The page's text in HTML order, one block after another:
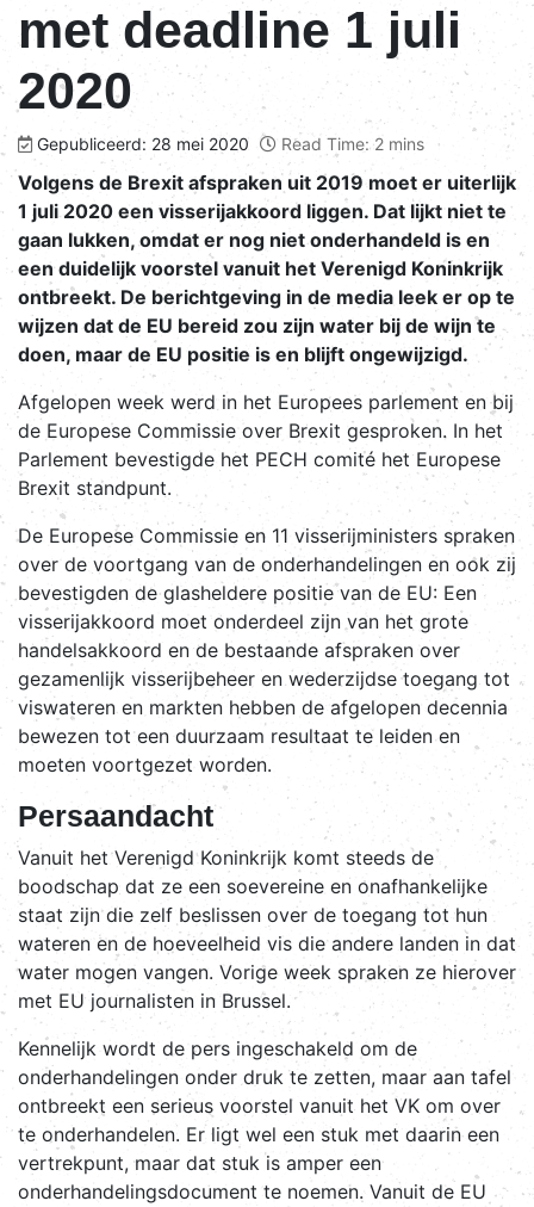
met deadline 1 juli
2020
Gepubliceerd: 28 mei 2020 Read Time: 2 mins
Volgens de Brexit afspraken uit 2019 moet er uiterlijk
1 juli 2020 een visserijakkoord liggen. Dat lijkt niet te
gaan lukken, omdat er nog niet onderhandeld is en
een duidelijk voorstel vanuit het Verenigd Koninkrijk
ontbreekt. De berichtgeving in de media leek er op te
wijzen dat de EU bereid zou zijn water bij de wijn te
doen, maar de EU positie is en blijft ongewijzigd.
Afgelopen week werd in het Europees parlement en bij
de Europese Commissie over Brexit gesproken. In het
Parlement bevestigde het PECH comité het Europese
Brexit standpunt.
De Europese Commissie en 11 visserijministers spraken
over de voortgang van de onderhandelingen en ook zij
bevestigden de glasheldere positie van de EU: Een
visserijakkoord moet onderdeel zijn van het grote
handelsakkoord en de bestaande afspraken over
gezamenlijk visserijbeheer en wederzijdse toegang tot
viswateren en markten hebben de afgelopen decennia
bewezen tot een duurzaam resultaat te leiden en
moeten voortgezet worden.
Persaandacht
Vanuit het Verenigd Koninkrijk komt steeds de
boodschap dat ze een soevereine en onafhankelijke
staat zijn die zelf beslissen over de toegang tot hun
wateren en de hoeveelheid vis die andere landen in dat
water mogen vangen. Vorige week spraken ze hierover
met EU journalisten in Brussel.
Kennelijk wordt de pers ingeschakeld om de
onderhandelingen onder druk te zetten, maar aan tafel
ontbreekt een serieus voorstel vanuit het VK om over
te onderhandelen. Er ligt wel een stuk met daarin een
vertrekpunt, maar dat stuk is amper een
onderhandelingsdocument te noemen. Vanuit de EU